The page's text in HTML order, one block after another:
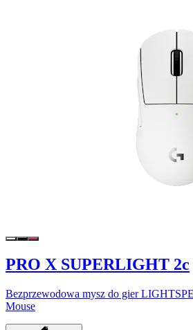
PRO X SUPERLIGHT 2c
Bezprzewodowa mysz do gier
Mouse